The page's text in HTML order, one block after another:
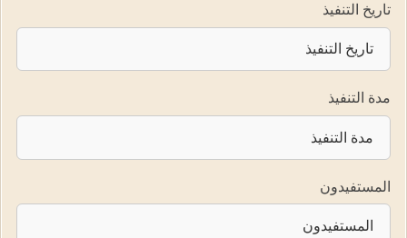
تاريخ التنفيذ
مدة التنفيذ
المستفيدون